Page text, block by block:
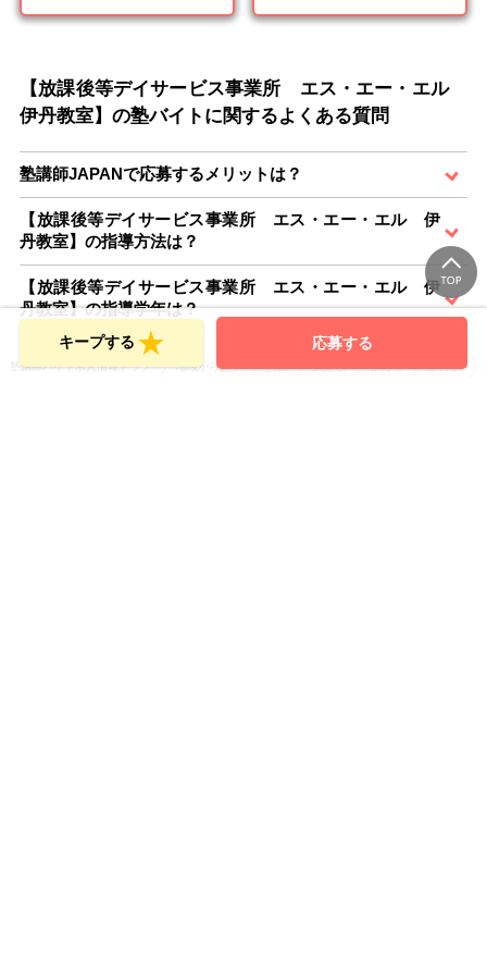
【放課後等デイサービス事業所 エス・エー・エル
伊丹教室】の塾バイトに関するよくある質問
塾講師JAPANで応募するメリットは？
【放課後等デイサービス事業所 エス・エー・エル 伊
丹教室】の指導方法は？
【放課後等デイサービス事業所 エス・エー・エル 伊
丹教室】の指導学年は？
塾講師バイト求人情報トップ 地域から探す 関西 兵庫県 伊丹市 伊丹駅
キープする 応募する